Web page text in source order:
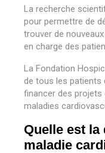
La recherche
pour permettre de
trouver de
en charge des
La Fondation
de tous les patients
financer des
maladies
Quelle est la
maladie